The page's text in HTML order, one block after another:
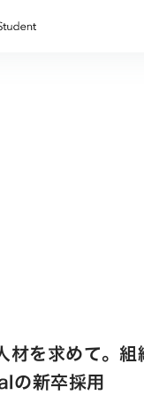
材を求めて。
の新卒採用